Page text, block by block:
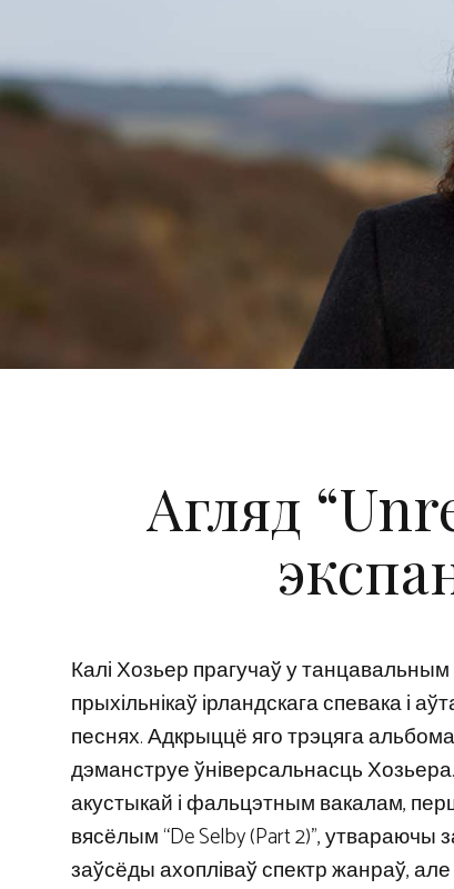
Агляд
Калі Хозьер прагучаў у танцавальным
прыхільнікаў ірландскага спевака і
песнях. Адкрыццё яго трэцяга
дэманструе ўніверсальнасць
акустыкай і фальцэтным вакалам,
вясёлым “De Selby (Part 2)”,
заўсёды ахопліваў спектр жанраў,